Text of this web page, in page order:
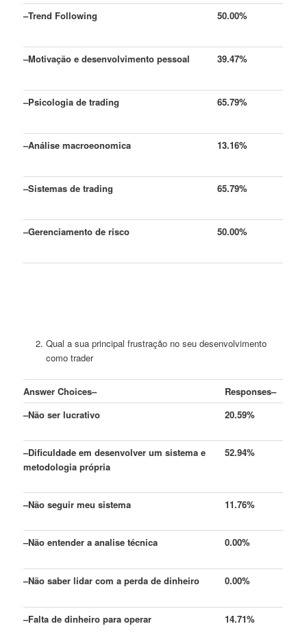
–Trend Following 50.00%
–Motivação e desenvolvimento pessoal 39.47%
–Psicologia de trading 65.79%
–Análise macroeonomica 13.16%
–Sistemas de trading 65.79%
–Gerenciamento de risco 50.00%
Qual a sua principal frustração no seu desenvolvimento
como trader
Answer Choices– Responses–
–Não ser lucrativo 20.59%
–Dificuldade em desenvolver um sistema e
metodologia própria
52.94%
–Não seguir meu sistema 11.76%
–Não entender a analise técnica 0.00%
–Não saber lidar com a perda de dinheiro 0.00%
–Falta de dinheiro para operar 14.71%